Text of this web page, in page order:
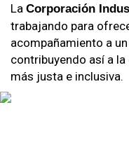
La Corporación
trabajando para
acompañamiento a
contribuyendo así a
más justa e inclusiva.